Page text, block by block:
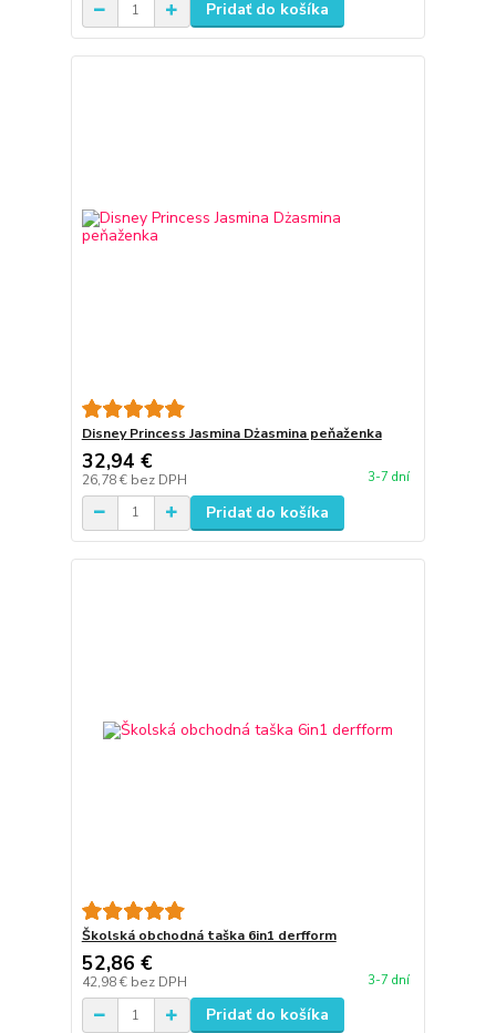
Pridať do košíka
Disney Princess Jasmina Dżasmina peňaženka
32,94 €
26,78 € bez DPH 3-7 dní
Pridať do košíka
Školská obchodná taška 6in1 derfform
52,86 €
42,98 € bez DPH 3-7 dní
Pridať do košíka